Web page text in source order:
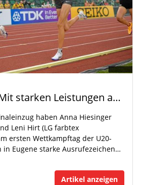
Eugene Tag 1: Mit starken Leistungen auf der WM-Bühne
haben Anna Hiesinger
Leni Hirt (LG farbtex
ersten Wettkampftag der U20-
Eugene starke Ausrufezeichen…
Artikel anzeigen